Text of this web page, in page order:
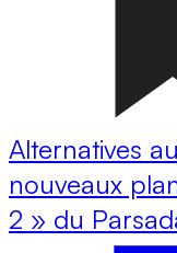
Alternatives
nouveaux
2 » du